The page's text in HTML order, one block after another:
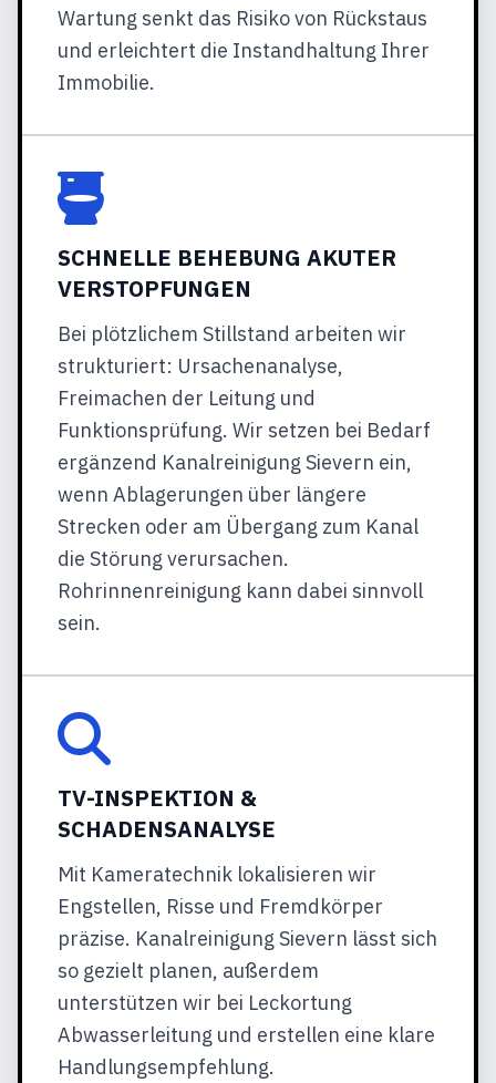
Wartung senkt das Risiko von Rückstaus
und erleichtert die Instandhaltung Ihrer
Immobilie.
SCHNELLE BEHEBUNG AKUTER
VERSTOPFUNGEN
Bei plötzlichem Stillstand arbeiten wir
strukturiert: Ursachenanalyse,
Freimachen der Leitung und
Funktionsprüfung. Wir setzen bei Bedarf
ergänzend Kanalreinigung Sievern ein,
wenn Ablagerungen über längere
Strecken oder am Übergang zum Kanal
die Störung verursachen.
Rohrinnenreinigung kann dabei sinnvoll
sein.
TV-INSPEKTION &
SCHADENSANALYSE
Mit Kameratechnik lokalisieren wir
Engstellen, Risse und Fremdkörper
präzise. Kanalreinigung Sievern lässt sich
so gezielt planen, außerdem
unterstützen wir bei Leckortung
Abwasserleitung und erstellen eine klare
Handlungsempfehlung.